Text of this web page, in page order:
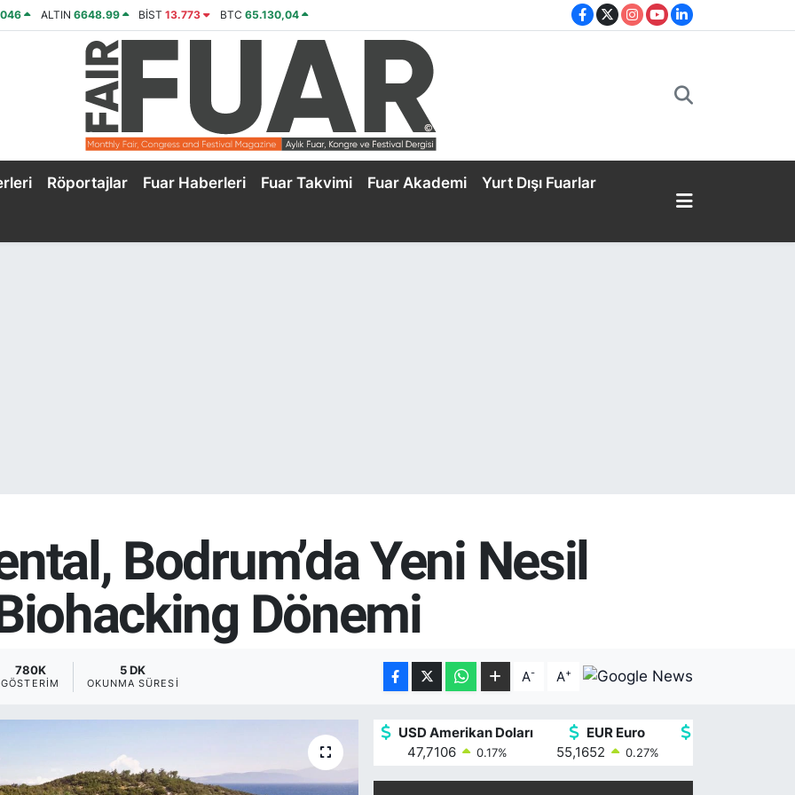
ALTIN 6648.99 BİST13.773 BTC 65.130,04
Röportajlar Fuar Haberleri Fuar Takvimi Fuar Akademi Yurt Dışı Fuarlar
Bodrum’da Yeni Nesil
Dönemi
780K
GÖSTERIM
5 DK
OKUNMA SÜRESI A- A+
USD Amerikan Doları
47,7106
0.17%
EUR Euro
55,1652
0.27%